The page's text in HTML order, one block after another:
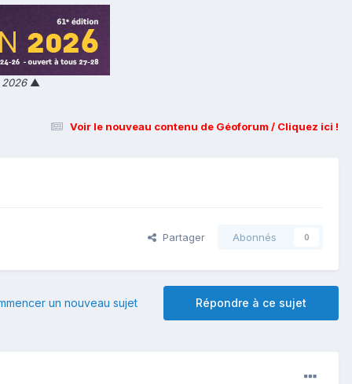
▲
Voir le nouveau contenu de Géoforum / Cliquez ici !
Partager Abonnés 0
Répondre à ce sujet
un nouveau sujet